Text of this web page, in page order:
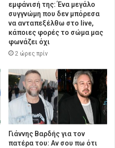
εμφάνισή της: Ένα μεγάλο
συγγνώμη που δεν μπόρεσα
να ανταπεξέλθω στο live,
κάποιες φορές το σώμα μας
φωνάζει όχι
2 ώρες πρίν
Γιάννης Βαρδής για τον
πατέρα του: Αν σου πω ότι